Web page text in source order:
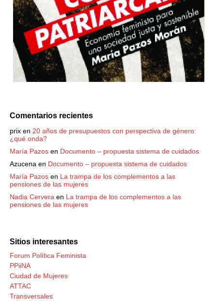
Comentarios recientes
prix en 20 años de presupuestos con perspectiva de género:
¿qué onda?
María Pazos en Documento – propuesta sistema de cuidados
Azucena en Documento – propuesta sistema de cuidados
María Pazos en La trampa de los complementos a las
pensiones de las mujeres
Nadia Cervera en La trampa de los complementos a las
pensiones de las mujeres
Sitios interesantes
Forum Política Feminista
PPiiNA
Ciudad de Mujeres
ATTAC
Transversales